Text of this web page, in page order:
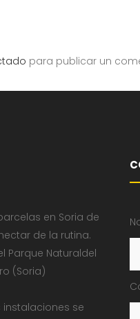
para publicar un
en Soria de
de la rutina.
Parque Naturaldel
(Soria)
instalaciones se